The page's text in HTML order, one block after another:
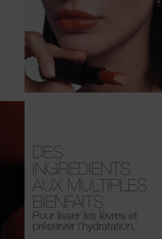
DES
INGRÉDIENTS
AUX MULTIPLES
BIENFAITS
Pour lisser les lèvres et
préserver l’hydratation.